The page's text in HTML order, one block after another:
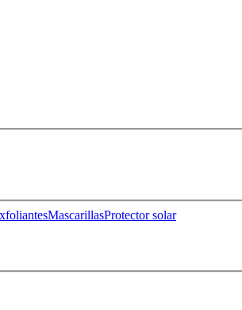
MascarillasProtector solar